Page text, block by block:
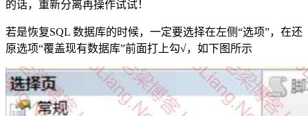
的话，重新分离再操作试试！
若是恢复SQL 数据库的时候，一定要选择在左侧“选项”，在还
原选项“覆盖现有数据库”前面打上勾√，如下图所示